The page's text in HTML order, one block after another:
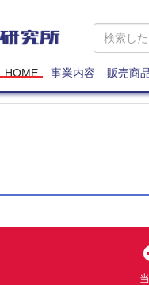
HOME 事業内容 販売商